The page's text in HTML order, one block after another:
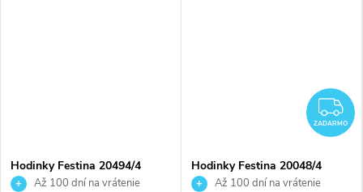
Hodinky Festina 20494/4
Až 100 dní na vrátenie
ZADARMO
Hodinky Festina 20048/4
Až 100 dní na vrátenie